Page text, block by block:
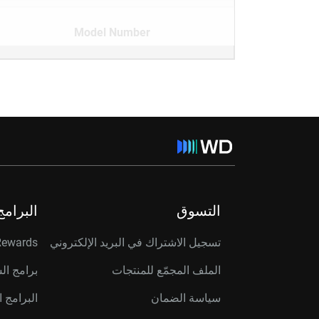
Model Number
التسوق
تسجيل الاشتراك في البريد الإلكتروني
الملف المجمّع للمنتجات
سياسة الضمان
برامج
البرامج